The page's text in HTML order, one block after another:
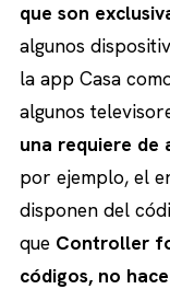
que son
algunos
la app Casa
algunos
una requiere de
por ejemplo, el
disponen del
que Controller
códigos, no